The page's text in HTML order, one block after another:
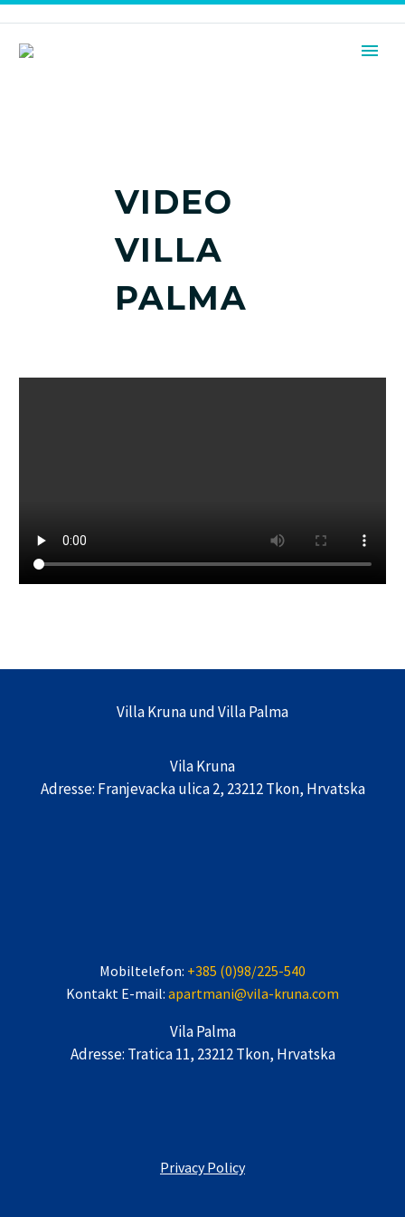
VIDEO
VILLA
PALMA
Villa Kruna und Villa Palma
Vila Kruna
Adresse: Franjevacka ulica 2, 23212 Tkon, Hrvatska
Mobiltelefon: +385 (0)98/225-540
Kontakt E-mail: apartmani@vila-kruna.com
Vila Palma
Adresse: Tratica 11, 23212 Tkon, Hrvatska
Privacy Policy